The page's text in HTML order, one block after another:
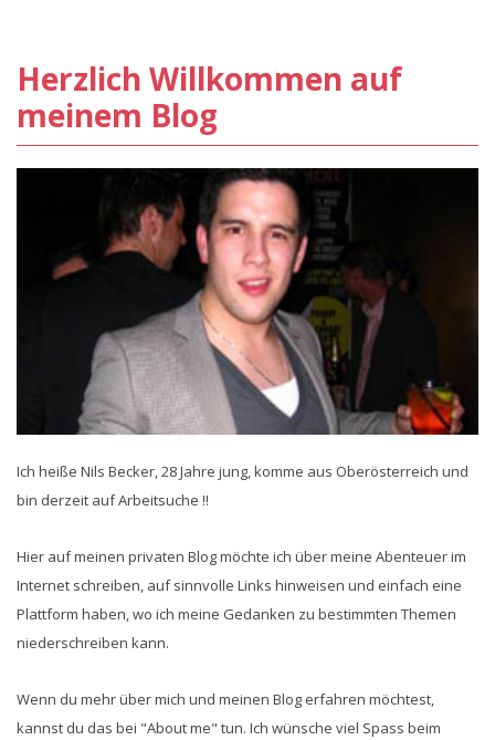
Herzlich Willkommen auf
meinem Blog
Ich heiße Nils Becker, 28 Jahre jung, komme aus Oberösterreich und
bin derzeit auf Arbeitsuche !!
Hier auf meinen privaten Blog möchte ich über meine Abenteuer im
Internet schreiben, auf sinnvolle Links hinweisen und einfach eine
Plattform haben, wo ich meine Gedanken zu bestimmten Themen
niederschreiben kann.
Wenn du mehr über mich und meinen Blog erfahren möchtest,
kannst du das bei "About me" tun. Ich wünsche viel Spass beim